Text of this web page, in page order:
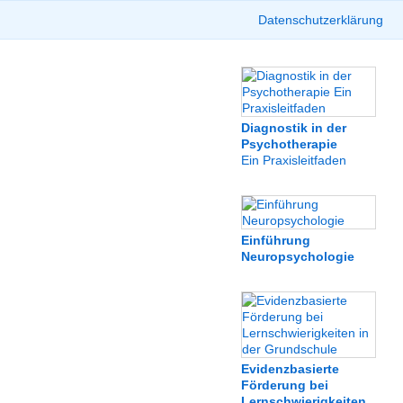
Datenschutzerklärung
Diagnostik in der
Psychotherapie
Ein Praxisleitfaden
Einführung
Neuropsychologie
Evidenzbasierte
Förderung bei